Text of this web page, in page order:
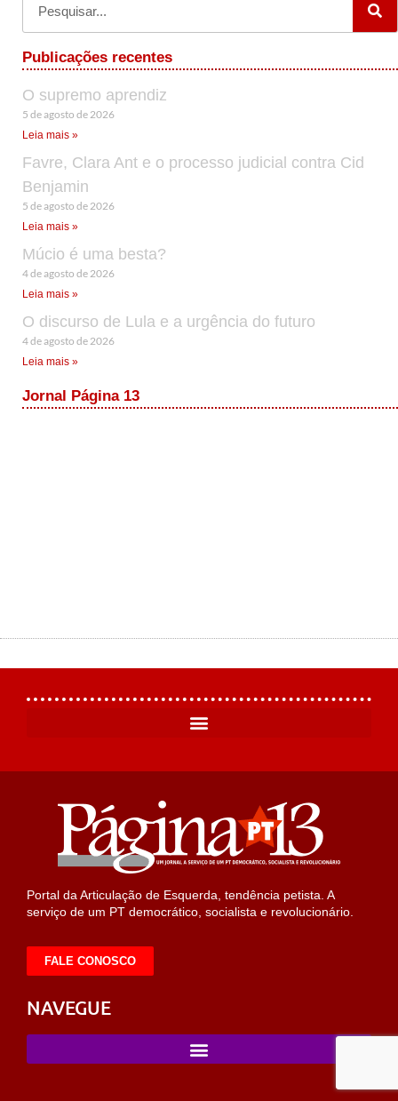
Publicações recentes
O supremo aprendiz
5 de agosto de 2026
Leia mais »
Favre, Clara Ant e o processo judicial contra Cid
Benjamin
5 de agosto de 2026
Leia mais »
Múcio é uma besta?
4 de agosto de 2026
Leia mais »
O discurso de Lula e a urgência do futuro
4 de agosto de 2026
Leia mais »
Jornal Página 13
Portal da Articulação de Esquerda, tendência petista. A
serviço de um PT democrático, socialista e revolucionário.
FALE CONOSCO
NAVEGUE